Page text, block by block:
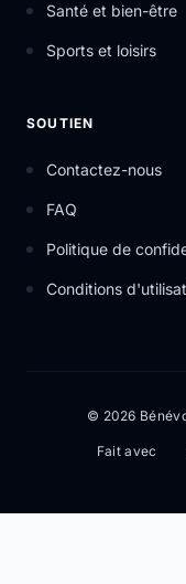
Santé et bien-être
Sports et loisirs
SOUTIEN
Contactez-nous
FAQ
Politique de
Conditions
© 2026
Fait avec